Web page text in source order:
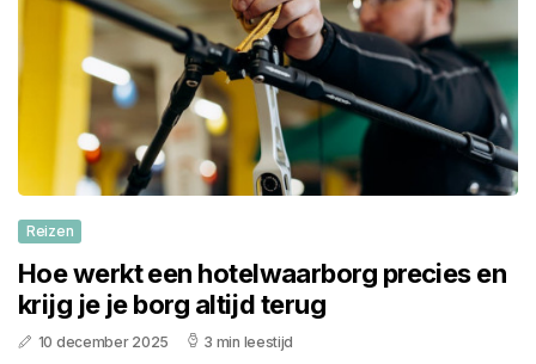
Reizen
Hoe werkt een hotelwaarborg precies en
krijg je je borg altijd terug
10 december 2025 3 min leestijd